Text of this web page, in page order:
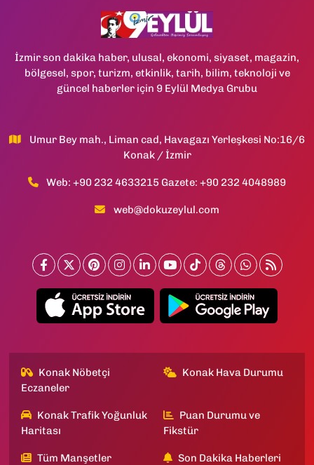
İzmir son dakika haber, ulusal, ekonomi, siyaset, magazin,
bölgesel, spor, turizm, etkinlik, tarih, bilim, teknoloji ve
güncel haberler için 9 Eylül Medya Grubu
Umur Bey mah., Liman cad, Havagazı Yerleşkesi No:16/6
Konak / İzmir
Web: +90 232 4633215 Gazete: +90 232 4048989
web@dokuzeylul.com
Konak Nöbetçi
Eczaneler
Konak Hava Durumu
Konak Trafik Yoğunluk
Haritası
Puan Durumu ve
Fikstür
Tüm Manşetler Son Dakika Haberleri